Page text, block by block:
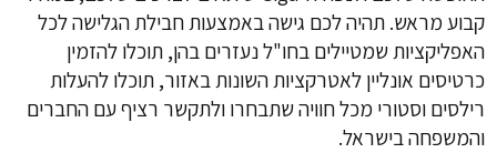
קבוע מראש. תהיה לכם גישה באמצעות חבילת הגלישה לכל
האפליקציות שמטיילים בחו"ל נעזרים בהן, תוכלו להזמין
כרטיסים אונליין לאטרקציות השונות באזור, תוכלו להעלות
רילסים וסטורי מכל חוויה שתבחרו ולתקשר רציף עם החברים
והמשפחה בישראל.